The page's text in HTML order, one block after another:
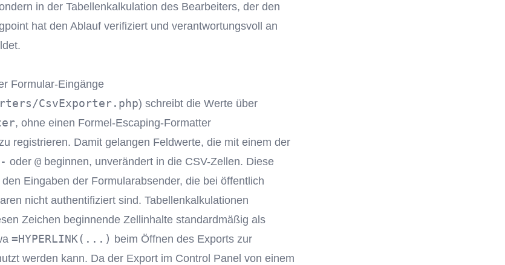
in der Tabellenkalkulation des Bearbeiters, der den
hat den Ablauf verifiziert und verantwortungsvoll an
Formular-Eingänge
CsvExporter.php) schreibt die Werte über
, ohne einen Formel-Escaping-Formatter
registrieren. Damit gelangen Feldwerte, die mit einem der
- oder @ beginnen, unverändert in die CSV-Zellen. Diese
Eingaben der Formularabsender, die bei öffentlich
nicht authentifiziert sind. Tabellenkalkulationen
Zeichen beginnende Zellinhalte standardmäßig als
=HYPERLINK(...) beim Öffnen des Exports zur
werden kann. Da der Export im Control Panel von einem